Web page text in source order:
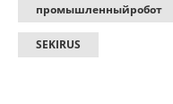
промышленныйробот
SEKIRUS